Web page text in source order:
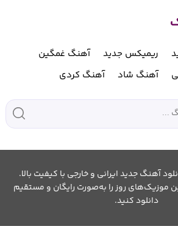
ریمیکس جدید
آهنگ غمگین
آهنگ شاد آهنگ کردی
آهنگ جدید ایرانی و خارجی با کیفیت بالا.
موزیک‌های روز را به‌صورت رایگان و مستقیم
دانلود کنید.